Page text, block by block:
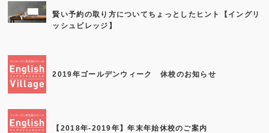
賢い予約の取り方についてちょっとしたヒント【イングリ
ッシュビレッジ】
2019年ゴールデンウィーク 休校のお知らせ
【2018年-2019年】年末年始休校のご案内